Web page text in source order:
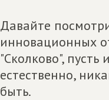
Давайте
инновационных
"Сколково",
естественно,
быть.